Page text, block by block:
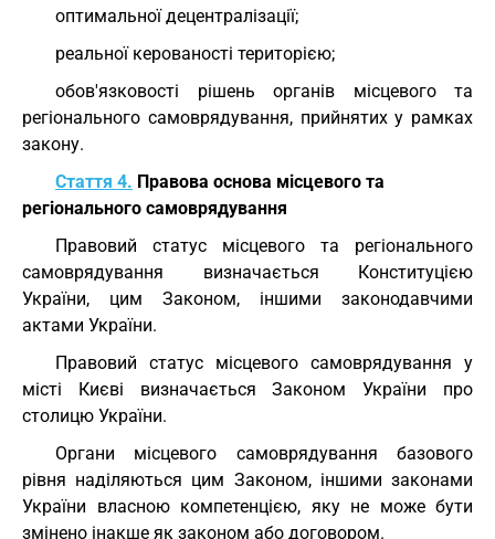
оптимальної децентралізації;
реальної керованості територією;
обов'язковості рішень органів місцевого та
регіонального самоврядування, прийнятих у рамках
закону.
Стаття 4. Правова основа місцевого та
регіонального самоврядування
Правовий статус місцевого та регіонального
самоврядування визначається Конституцією
України, цим Законом, іншими законодавчими
актами України.
Правовий статус місцевого самоврядування у
місті Києві визначається Законом України про
столицю України.
Органи місцевого самоврядування базового
рівня наділяються цим Законом, іншими законами
України власною компетенцією, яку не може бути
змінено інакше як законом або договором.